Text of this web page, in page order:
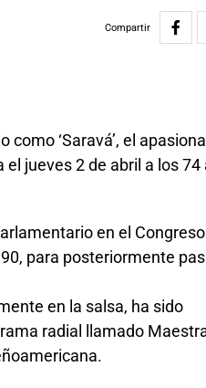
Compartir
‘Saravá’, el
jueves 2 de abril a los 74
en el Congreso
para posteriormente
en la salsa, ha sido
radial llamado